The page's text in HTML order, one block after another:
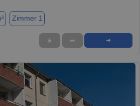
Zimmer 1
★ ➦ ➜